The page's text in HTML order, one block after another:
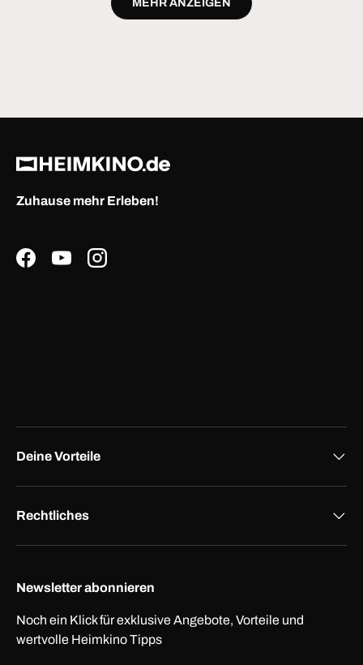
MEHR ANZEIGEN
Zuhause mehr Erleben!
FacebookYouTubeInstagram
Deine Vorteile
Rechtliches
Newsletter abonnieren
Noch ein Klick für exklusive Angebote, Vorteile und
wertvolle Heimkino Tipps